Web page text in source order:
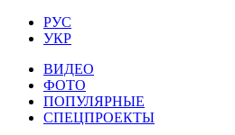
РУС
УКР
ВИДЕО
ФОТО
ПОПУЛЯРНЫЕ
СПЕЦПРОЕКТЫ